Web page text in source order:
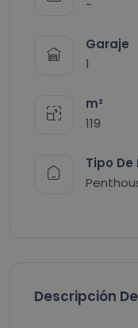
-
Garaje
1
m²
119
Tipo
Descripción